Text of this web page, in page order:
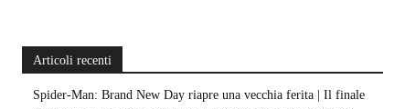
Articoli recenti
Spider-Man: Brand New Day riapre una vecchia ferita | Il finale